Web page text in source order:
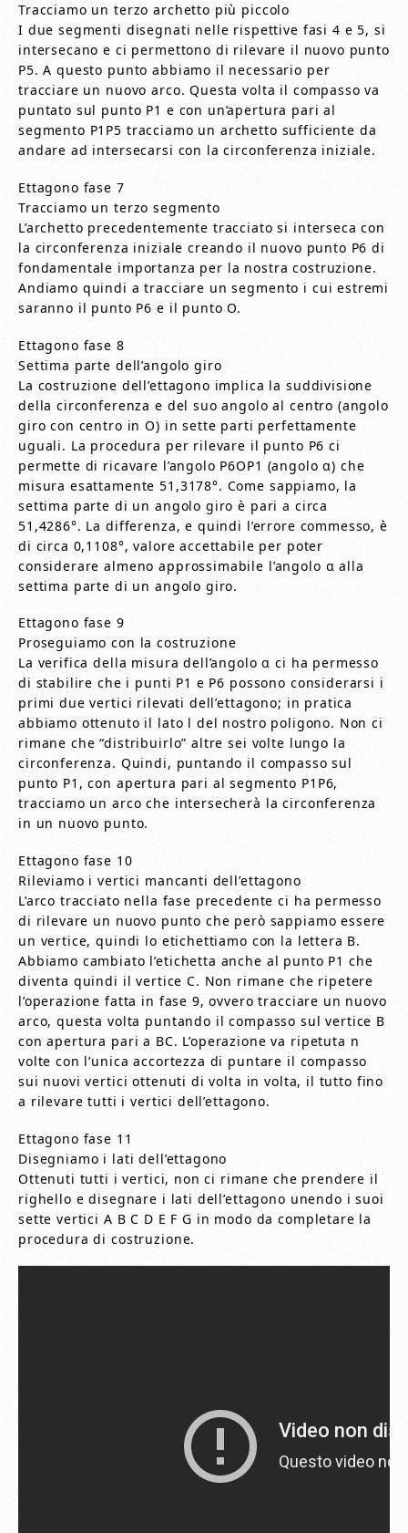
Tracciamo un terzo archetto più piccolo
I due segmenti disegnati nelle rispettive fasi 4 e 5, si
intersecano e ci permettono di rilevare il nuovo punto
P5. A questo punto abbiamo il necessario per
tracciare un nuovo arco. Questa volta il compasso va
puntato sul punto P1 e con un’apertura pari al
segmento P1P5 tracciamo un archetto sufficiente da
andare ad intersecarsi con la circonferenza iniziale.
Ettagono fase 7
Tracciamo un terzo segmento
L’archetto precedentemente tracciato si interseca con
la circonferenza iniziale creando il nuovo punto P6 di
fondamentale importanza per la nostra costruzione.
Andiamo quindi a tracciare un segmento i cui estremi
saranno il punto P6 e il punto O.
Ettagono fase 8
Settima parte dell’angolo giro
La costruzione dell’ettagono implica la suddivisione
della circonferenza e del suo angolo al centro (angolo
giro con centro in O) in sette parti perfettamente
uguali. La procedura per rilevare il punto P6 ci
permette di ricavare l’angolo P6OP1 (angolo α) che
misura esattamente 51,3178°. Come sappiamo, la
settima parte di un angolo giro è pari a circa
51,4286°. La differenza, e quindi l’errore commesso, è
di circa 0,1108°, valore accettabile per poter
considerare almeno approssimabile l’angolo α alla
settima parte di un angolo giro.
Ettagono fase 9
Proseguiamo con la costruzione
La verifica della misura dell’angolo α ci ha permesso
di stabilire che i punti P1 e P6 possono considerarsi i
primi due vertici rilevati dell’ettagono; in pratica
abbiamo ottenuto il lato l del nostro poligono. Non ci
rimane che “distribuirlo” altre sei volte lungo la
circonferenza. Quindi, puntando il compasso sul
punto P1, con apertura pari al segmento P1P6,
tracciamo un arco che intersecherà la circonferenza
in un nuovo punto.
Ettagono fase 10
Rileviamo i vertici mancanti dell’ettagono
L’arco tracciato nella fase precedente ci ha permesso
di rilevare un nuovo punto che però sappiamo essere
un vertice, quindi lo etichettiamo con la lettera B.
Abbiamo cambiato l’etichetta anche al punto P1 che
diventa quindi il vertice C. Non rimane che ripetere
l’operazione fatta in fase 9, ovvero tracciare un nuovo
arco, questa volta puntando il compasso sul vertice B
con apertura pari a BC. L’operazione va ripetuta n
volte con l’unica accortezza di puntare il compasso
sui nuovi vertici ottenuti di volta in volta, il tutto fino
a rilevare tutti i vertici dell’ettagono.
Ettagono fase 11
Disegniamo i lati dell’ettagono
Ottenuti tutti i vertici, non ci rimane che prendere il
righello e disegnare i lati dell’ettagono unendo i suoi
sette vertici A B C D E F G in modo da completare la
procedura di costruzione.